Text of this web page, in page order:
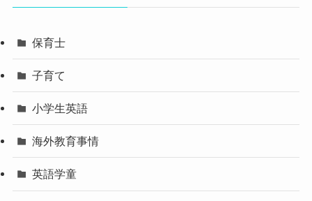
保育士
子育て
小学生英語
海外教育事情
英語学童